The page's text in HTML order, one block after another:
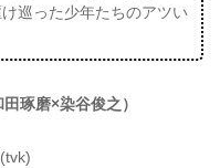
巡った少年たちのアツい
琢磨×染谷俊之）